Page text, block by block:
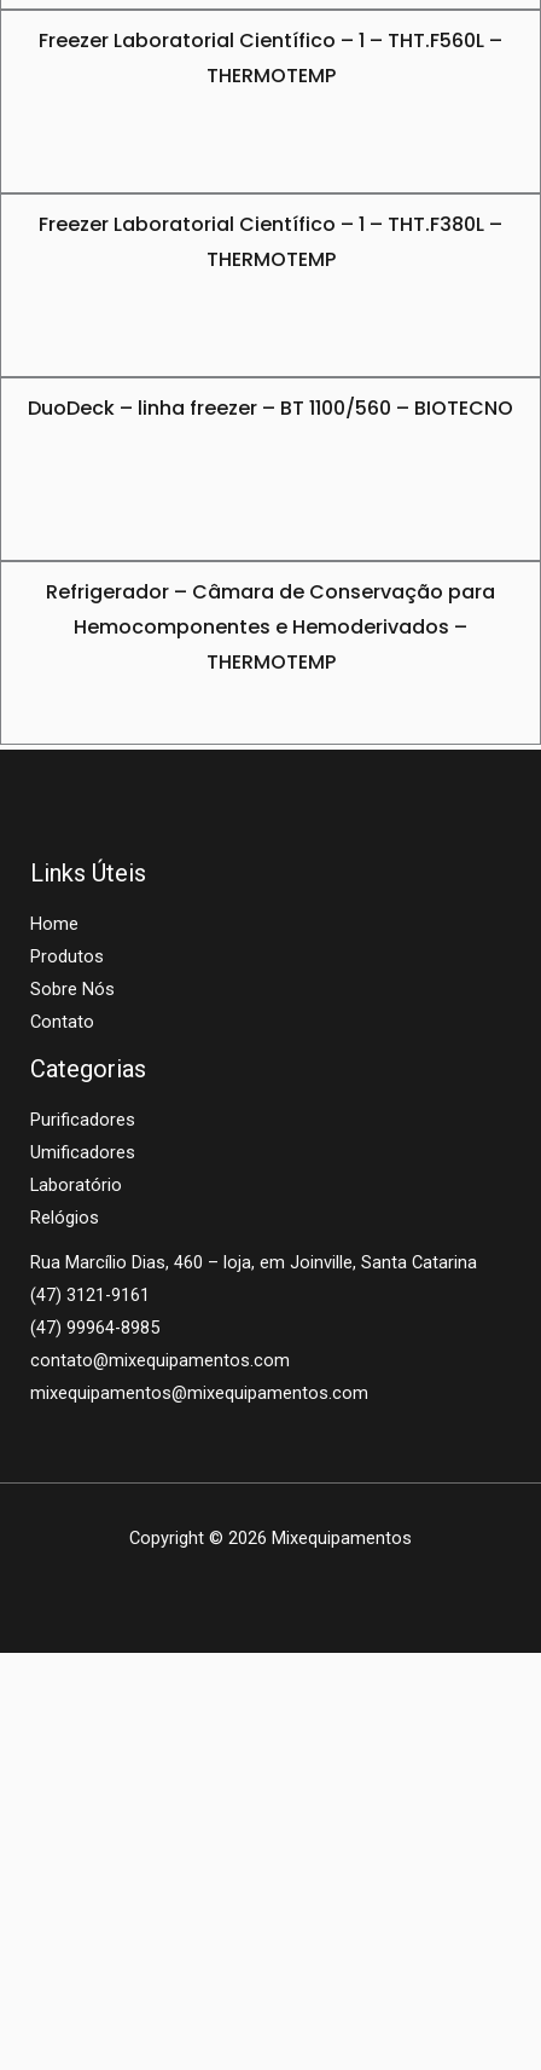
Freezer Laboratorial Científico – 1 – THT.F560L –
THERMOTEMP
Freezer Laboratorial Científico – 1 – THT.F380L –
THERMOTEMP
DuoDeck – linha freezer – BT 1100/560 – BIOTECNO
Refrigerador – Câmara de Conservação para
Hemocomponentes e Hemoderivados –
THERMOTEMP
Links Úteis
Home
Produtos
Sobre Nós
Contato
Categorias
Purificadores
Umificadores
Laboratório
Relógios
Rua Marcílio Dias, 460 – loja, em Joinville, Santa Catarina
(47) 3121-9161
(47) 99964-8985
contato@mixequipamentos.com
mixequipamentos@mixequipamentos.com
Copyright © 2026 Mixequipamentos